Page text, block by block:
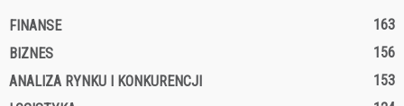
FINANSE
163
BIZNES
156
ANALIZA RYNKU I KONKURENCJI
153